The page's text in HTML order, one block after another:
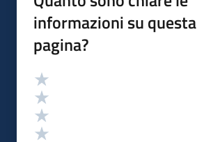
informazioni su questa
pagina?
Valutazione